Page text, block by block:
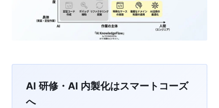
AI 研修・AI 内製化はスマートコーズ
へ